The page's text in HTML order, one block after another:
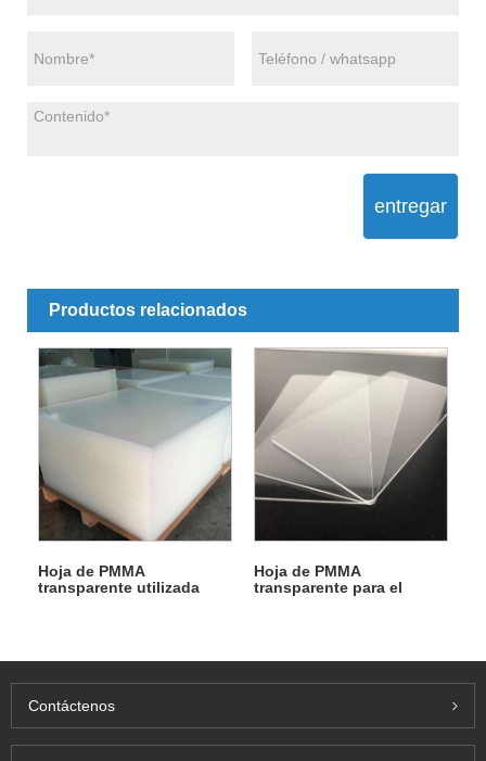
entregar
Productos relacionados
Hoja de PMMA
transparente utilizada
Hoja de PMMA
transparente para el
Contáctenos